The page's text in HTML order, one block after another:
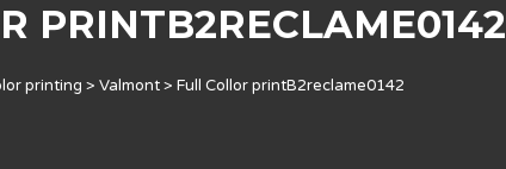
PRINTB2RECLAME0142
printing > Valmont> Full Collor printB2reclame0142